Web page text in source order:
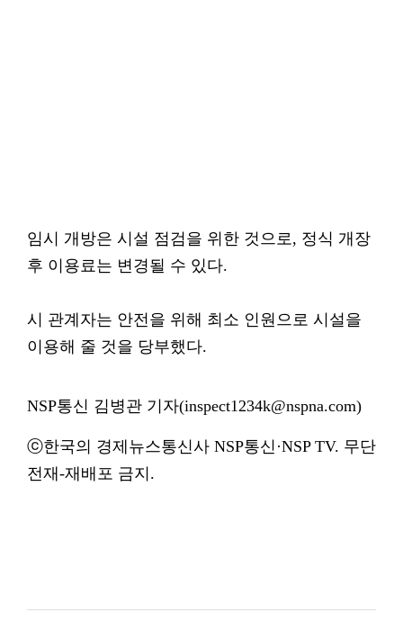
임시 개방은 시설 점검을 위한 것으로, 정식 개장
후 이용료는 변경될 수 있다.
시 관계자는 안전을 위해 최소 인원으로 시설을
이용해 줄 것을 당부했다.
NSP통신 김병관 기자(inspect1234k@nspna.com)
ⓒ한국의 경제뉴스통신사 NSP통신·NSP TV. 무단
전재-재배포 금지.